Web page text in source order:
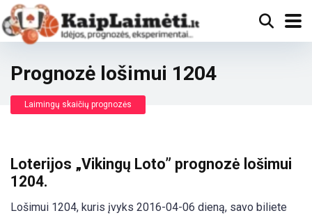
Prognozė lošimui 1204
Laimingų skaičių prognozės
Loterijos „Vikingų Loto” prognozė lošimui
1204.
Lošimui 1204, kuris įvyks 2016-04-06 dieną, savo biliete